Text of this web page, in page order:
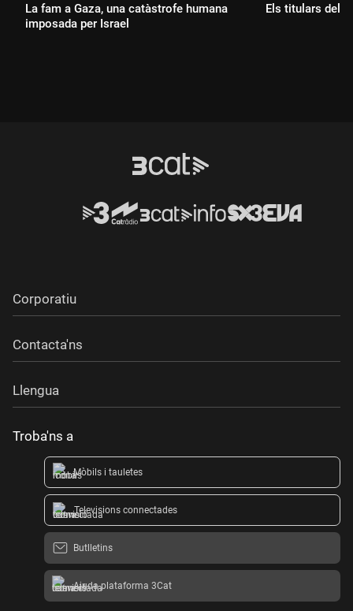
La fam a Gaza, una catàstrofe humana
imposada per Israel
Els titulars del
Corporatiu
Contacta'ns
Llengua
Troba'ns a
Mòbils i tauletes
Televisions connectades
Butlletins
Ajuda plataforma 3Cat